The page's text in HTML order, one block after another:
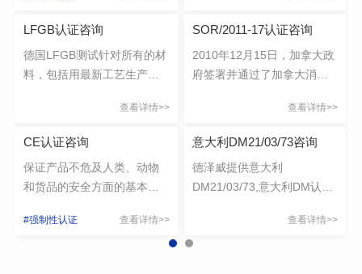
求，包括DGCCRF2004-64
和Décretno92-631。
LFGB认证咨询
德国LFGB测试针对所有的材
料，包括用最新工艺生产的
层，烹饪平底锅特弗龙涂层
胶密封圈测试等。
查看详情>>
SOR/2011-17认证咨询
2010年12月15日，加拿大政
府签署并通过了加拿大消费
法案正式成为加拿大法律。
查看详情>>
CE认证咨询
保证产品不危及人类、动物
和货品的安全方面的基本安
#强制性认证 查看详情>>
意大利DM21/03/73咨询
德泽威提供意大利
DM21/03/73,意大利DM认证,
测试项目,意大利DM测试流程
等服务，意大利DM21/03/73
查看详情>>